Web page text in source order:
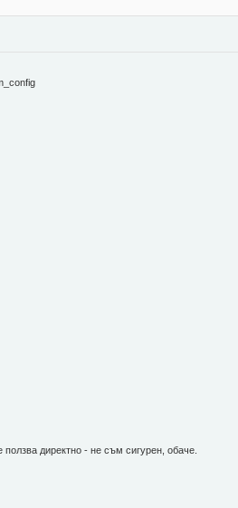
директно - не съм сигурен, обаче.